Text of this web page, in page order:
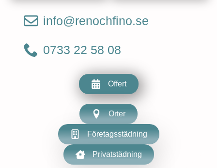
info@renochfino.se
0733 22 58 08
Offert
Orter
Företagsstädning
Privatstädning